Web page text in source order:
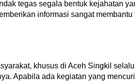
tegas segala bentuk kejahatan
informasi sangat
khusus di Aceh Singkil
Apabila ada kegiatan yang